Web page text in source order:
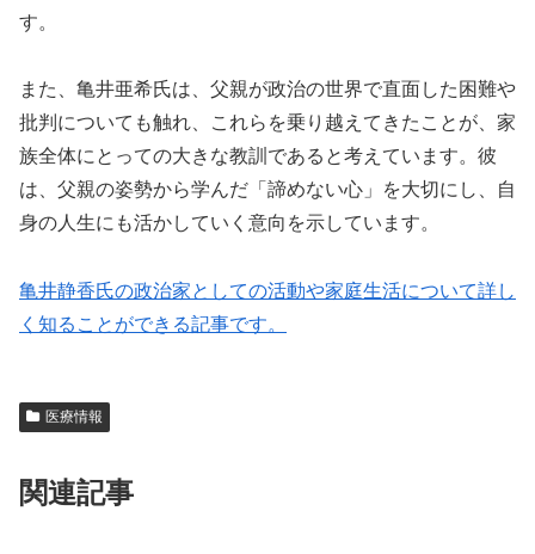
す。
また、亀井亜希氏は、父親が政治の世界で直面した困難や
批判についても触れ、これらを乗り越えてきたことが、家
族全体にとっての大きな教訓であると考えています。彼
は、父親の姿勢から学んだ「諦めない心」を大切にし、自
身の人生にも活かしていく意向を示しています。
亀井静香氏の政治家としての活動や家庭生活について詳し
く知ることができる記事です。
医療情報
関連記事